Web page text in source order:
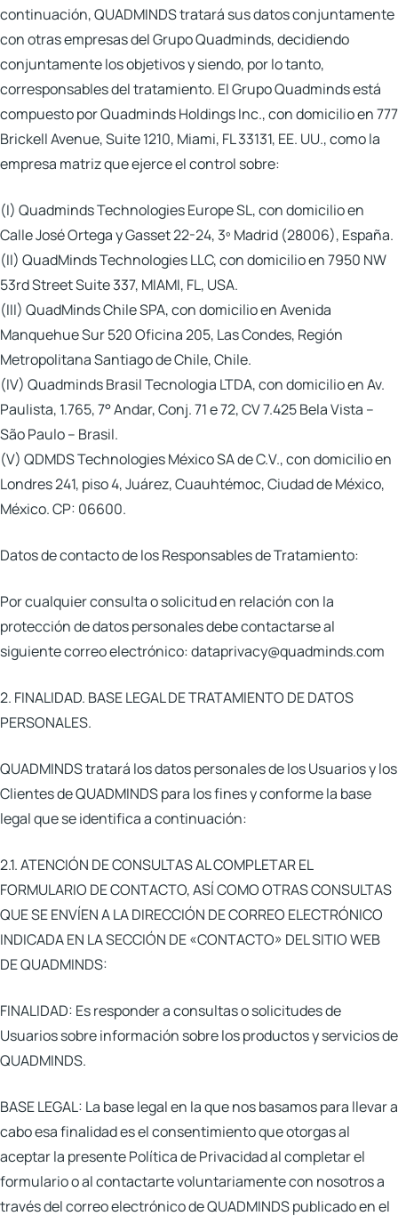
continuación, QUADMINDS tratará sus datos conjuntamente
con otras empresas del Grupo Quadminds, decidiendo
conjuntamente los objetivos y siendo, por lo tanto,
corresponsables del tratamiento. El Grupo Quadminds está
compuesto porQuadminds Holdings Inc., con domicilio en 777
Brickell Avenue, Suite 1210, Miami, FL 33131, EE. UU., como la
empresa matriz que ejerce el control sobre:
(I) Quadminds Technologies Europe SL, con domicilio en
Calle José Ortega y Gasset 22-24, 3º Madrid (28006), España.
(II) QuadMinds Technologies LLC, con domicilio en 7950 NW
53rd Street Suite 337, MIAMI, FL, USA.
(III) QuadMinds Chile SPA, con domicilio en Avenida
Manquehue Sur 520 Oficina 205, Las Condes, Región
Metropolitana Santiago de Chile, Chile.
(IV) Quadminds Brasil Tecnologia LTDA, con domicilio en Av.
Paulista, 1.765, 7° Andar, Conj. 71 e 72, CV 7.425 Bela Vista –
São Paulo – Brasil.
(V) QDMDS Technologies México SA de C.V., con domicilio en
Londres 241, piso 4, Juárez, Cuauhtémoc, Ciudad de México,
México. CP: 06600.
Datos de contacto de los Responsables de Tratamiento:
Por cualquier consulta o solicitud en relación con la
protección de datos personales debe contactarse al
siguiente correo electrónico: dataprivacy@quadminds.com
2. FINALIDAD. BASE LEGAL DE TRATAMIENTO DE DATOS
PERSONALES.
QUADMINDS tratará los datos personales de los Usuarios y los
Clientes de QUADMINDS para los fines y conforme la base
legal que se identifica a continuación:
2.1. ATENCIÓN DE CONSULTAS AL COMPLETAR EL
FORMULARIO DE CONTACTO, ASÍ COMO OTRAS CONSULTAS
QUE SE ENVÍEN A LA DIRECCIÓN DE CORREO ELECTRÓNICO
INDICADA EN LA SECCIÓN DE «CONTACTO» DEL SITIO WEB
DE QUADMINDS:
FINALIDAD: Es responder a consultas o solicitudes de
Usuarios sobre información sobre los productos y servicios de
QUADMINDS.
BASE LEGAL: La base legal en la que nos basamos para llevar a
cabo esa finalidad es el consentimiento que otorgas al
aceptar la presente Política de Privacidad al completar el
formulario o al contactarte voluntariamente con nosotros a
través del correo electrónico de QUADMINDS publicado en el